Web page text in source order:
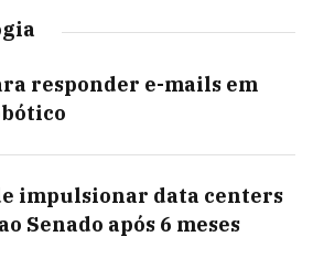
responder e-mails em
impulsionar data centers
Senado após 6 meses